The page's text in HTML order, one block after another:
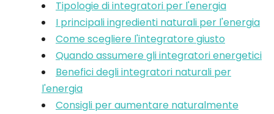
Tipologie di integratori per l'energia
I principali ingredienti naturali per l'energia
Come scegliere l'integratore giusto
Quando assumere gli integratori energetici
Benefici degli integratori naturali per
l'energia
Consigli per aumentare naturalmente